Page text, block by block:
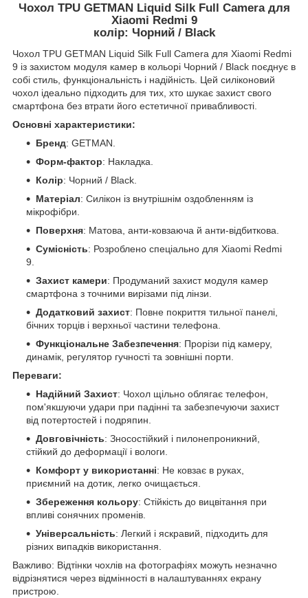
Чохол TPU GETMAN Liquid Silk Full Camera для
Xiaomi Redmi 9
колір: Чорний / Black
Чохол TPU GETMAN Liquid Silk Full Camera для Xiaomi Redmi
9 із захистом модуля камер в кольорі Чорний / Black поєднує в
собі стиль, функціональність і надійність. Цей силіконовий
чохол ідеально підходить для тих, хто шукає захист свого
смартфона без втрати його естетичної привабливості.
Основні характеристики:
Бренд: GETMAN.
Форм-фактор: Накладка.
Колір: Чорний / Black.
Матеріал: Силікон із внутрішнім оздобленням із
мікрофібри.
Поверхня: Матова, анти-ковзаюча й анти-відбиткова.
Сумісність: Розроблено спеціально для Xiaomi Redmi
9.
Захист камери: Продуманий захист модуля камер
смартфона з точними вирізами під лінзи.
Додатковий захист: Повне покриття тильної панелі,
бічних торців і верхньої частини телефона.
Функціональне Забезпечення: Прорізи під камеру,
динамік, регулятор гучності та зовнішні порти.
Переваги:
Надійний Захист: Чохол щільно облягає телефон,
пом'якшуючи удари при падінні та забезпечуючи захист
від потертостей і подряпин.
Довговічність: Зносостійкий і пилонепроникний,
стійкий до деформації і вологи.
Комфорт у використанні: Не ковзає в руках,
приємний на дотик, легко очищається.
Збереження кольору: Стійкість до вицвітання при
впливі сонячних променів.
Універсальність: Легкий і яскравий, підходить для
різних випадків використання.
Важливо: Відтінки чохлів на фотографіях можуть незначно
відрізнятися через відмінності в налаштуваннях екрану
пристрою.